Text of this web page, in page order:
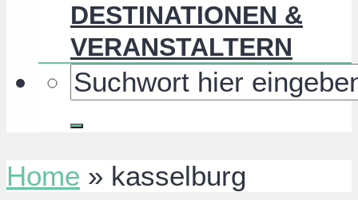
DESTINATIONEN &
VERANSTALTERN
Home » kasselburg